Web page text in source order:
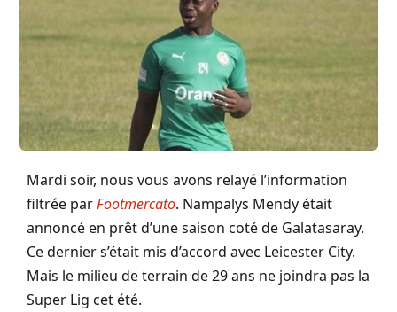
Mardi soir, nous vous avons relayé l’information
filtrée parFootmercato. Nampalys Mendy était
annoncé en prêt d’une saison coté de Galatasaray.
Ce dernier s’était mis d’accord avec Leicester City.
Mais le milieu de terrain de 29 ans ne joindra pas la
Super Lig cet été.